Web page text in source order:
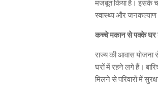
मजबूत किया है। इसके
स्वास्थ्य और जनकल्याण
कच्चे मकान से पक्के घर
राज्य की आवास योजना
घरों में रहने लगे हैं।
मिलने से परिवारों में